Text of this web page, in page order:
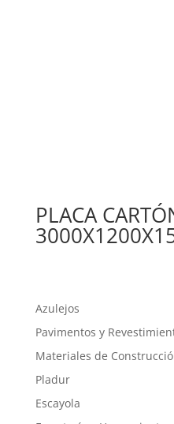
PLACA
Azulejos
Pavimentos y
Materiales de
Pladur
Escayola